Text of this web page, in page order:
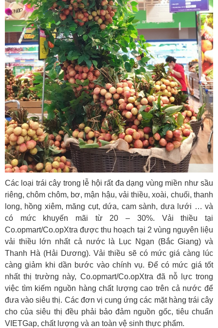
Các loại trái cây trong lễ hội rất đa dạng vùng miền như sầu
riêng, chôm chôm, bơ, mận hậu, vải thiều, xoài, chuối, thanh
long, hồng xiêm, măng cụt, dứa, cam sành, dưa lưới … và
có mức khuyến mãi từ 20 – 30%. Vải thiều tại
Co.opmart/Co.opXtra được thu hoạch tại 2 vùng nguyên liệu
vải thiều lớn nhất cả nước là Lục Ngạn (Bắc Giang) và
Thanh Hà (Hải Dương). Vải thiều sẽ có mức giá càng lúc
càng giảm khi dần bước vào chính vụ. Để có mức giá tốt
nhất thị trường này, Co.opmart/Co.opXtra đã nỗ lực trong
việc tìm kiếm nguồn hàng chất lượng cao trên cả nước để
đưa vào siêu thị. Các đơn vị cung ứng các mặt hàng trái cây
cho của siêu thị đều phải bảo đảm nguồn gốc, tiêu chuẩn
VIETGap, chất lượng và an toàn vệ sinh thực phẩm.